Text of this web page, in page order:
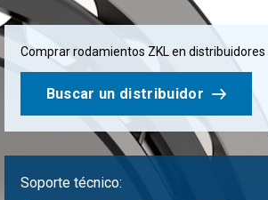
Comprar rodamientos ZKL en
Buscar un distribuidor
Soporte técnico: